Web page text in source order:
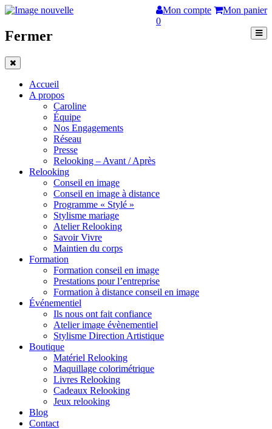
Mon compte
Mon panier
0
Fermer
Accueil
A propos
Caroline
Équipe
Nos Engagements
Réseau
Presse
Relooking – Avant / Après
Relooking
Conseil en image
Conseil en image à distance
Programme « Stylé »
Stylisme mariage
Atelier Relooking
Savoir Vivre
Maintien du corps
Formation
Formation conseil en image
Prestations pour l’entreprise
Formation à distance conseil en image
Événementiel
Ils nous ont fait confiance
Atelier image évènementiel
Stylisme Direction Artistique
Boutique
Matériel Relooking
Maquillage colorimétrique
Livres Relooking
Cadeaux Relooking
Jeux relooking
Blog
Contact